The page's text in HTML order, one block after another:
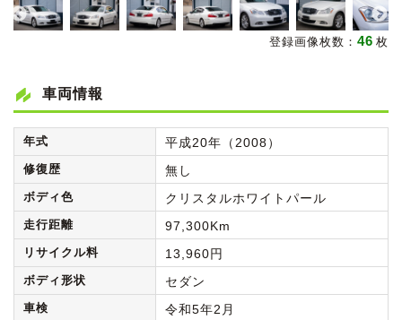
登録画像枚数： 46 枚
車両情報
年式 平成20年（2008）
修復歴 無し
ボディ色 クリスタルホワイトパール
走行距離 97,300Km
リサイクル料 13,960円
ボディ形状 セダン
車検 令和5年2月